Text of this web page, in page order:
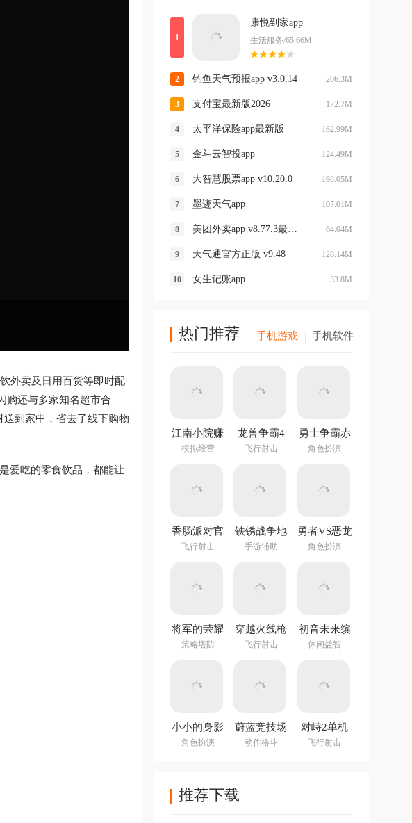
外卖及日用百货等即时配
购还与多家知名超市合
到家中，省去了线下购物
爱吃的零食饮品，都能让
康悦到家app
生活服务/65.66M
钓鱼天气预报app v3.0.14 206.3M
支付宝最新版2026 172.7M
太平洋保险app最新版 162.99M
金斗云智投app 124.49M
大智慧股票app v10.20.0 198.05M
墨迹天气app 107.01M
美团外卖app v8.77.3最新版本 64.04M
天气通官方正版 v9.48 128.14M
女生记账app 33.8M
热门推荐 手机游戏 手机软件
江南小院赚
钱游戏
模拟经营
龙兽争霸4
手游
飞行射击
勇士争霸赤
胆联盟
角色扮演
香肠派对官
方正版
飞行射击
铁锈战争地
图编辑器中
手游辅助
勇者VS恶龙
手游
角色扮演
将军的荣耀
3官方正版
策略塔防
穿越火线枪
战王者体验
飞行射击
初音未来缤
纷舞台国服
休闲益智
小小的身影
重叠的内心
角色扮演
蔚蓝竞技场
手机版
动作格斗
对峙2单机
版手游
飞行射击
推荐下载